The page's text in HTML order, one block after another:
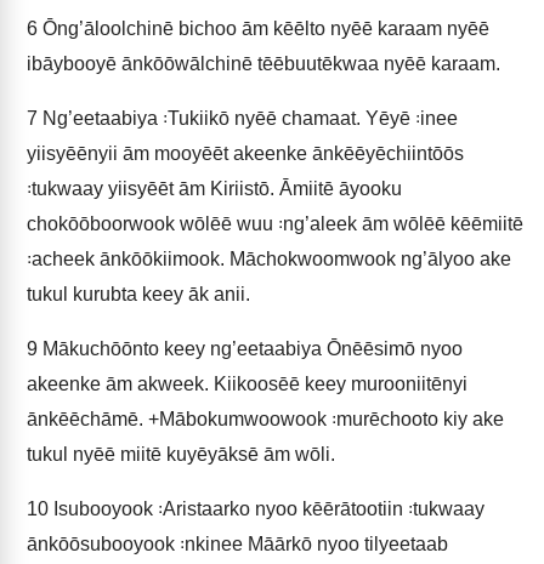
6 Ōng’āloolchinē bichoo ām kēēlto nyēē karaam nyēē
ibāybooyē ānkōōwālchinē tēēbuutēkwaa nyēē karaam.
7 Ng’eetaabiya ꞉Tukiikō nyēē chamaat. Yēyē ꞉inee
yiisyēēnyii ām mooyēēt akeenke ānkēēyēchiintōōs
꞉tukwaay yiisyēēt ām Kiriistō. Āmiitē āyooku
chokōōboorwook wōlēē wuu ꞉ng’aleek ām wōlēē kēēmiitē
꞉acheek ānkōōkiimook. Māchokwoomwook ng’ālyoo ake
tukul kurubta keey āk anii.
9 Mākuchōōnto keey ng’eetaabiya Ōnēēsimō nyoo
akeenke ām akweek. Kiikoosēē keey murooniitēnyi
ānkēēchāmē. +Mābokumwoowook ꞉murēchooto kiy ake
tukul nyēē miitē kuyēyāksē ām wōli.
10 Isubooyook ꞉Aristaarko nyoo kēērātootiin ꞉tukwaay
ānkōōsubooyook ꞉nkinee Māārkō nyoo tilyeetaab